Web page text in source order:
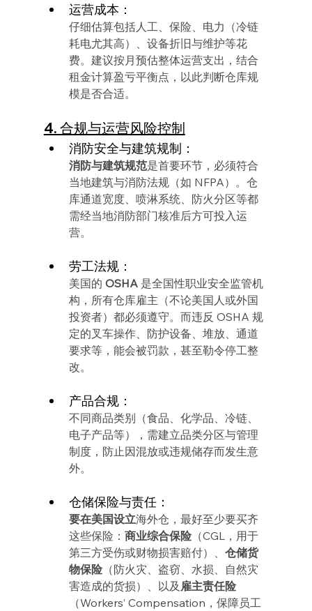
运营成本：
仔细估算包括人工、保险、电力（冷链
耗电尤其高）、设备折旧与维护等花
费。建议按月预估整体运营支出，结合
租金计算盈亏平衡点，以此判断仓库规
模是否合适。
4. 合规与运营风险控制
消防安全与建筑规制：
消防与建筑规范是首要环节，必须符合
当地建筑与消防法规（如 NFPA）。仓
库通道宽度、喷淋系统、防火分区等都
需经当地消防部门核准后方可投入运
营。
劳工法规：
美国的 OSHA 是全国性职业安全监管机
构，所有仓库雇主（不论美国人或外国
投资者）都必须遵守。而违反 OSHA 规
定的叉车操作、防护设备、堆放、通道
要求等，能会被罚款，甚至勒令停工整
改。
产品合规：
不同商品类别（食品、化学品、冷链、
电子产品等），需建立品类分区与管理
制度，防止因混放或违规储存而发生意
外。
仓储保险与责任：
要在美国设立海外仓，最好至少要买齐
这些保险： 商业综合保险（CGL，用于
第三方受伤或财物损害赔付）、 仓储货
物保险（防火灾、盗窃、水损、自然灾
害造成的货损）、以及 雇主责任险
（Workers’ Compensation，保障员工